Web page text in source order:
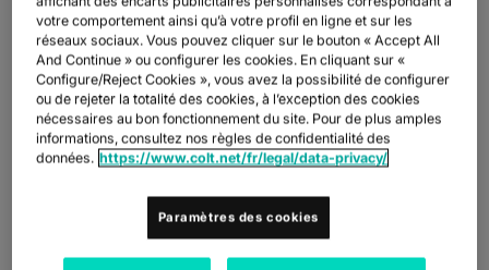
films animent cet événement incontournable pour les cinéphiles.
La transformation digitale est une réalité bien ancrée dans le
festival. La majorité des films sont désormais gérés, stockés et
diffusés numériquement, grâce notamment au réseau de Colt.
Ce réseau, interconnecté avec le hub sécurisé de la société et
les serveurs du festival, constitue le cœur numérique de la
Berlinale. Il garantit une expérience cinématographique fluide et
extraordinaire pour tous.
Depuis 2009, Colt s'est imposé comme un partenaire crucial de
la Berlinale en fournissant une gamme complète de services qui
votre comportement ainsi qu’à votre profil en ligne et sur les
réseaux sociaux. Vous pouvez cliquer sur le bouton « Accept All
And Continue » ou configurer les cookies. En cliquant sur «
Configure/Reject Cookies », vous avez la possibilité de configurer
ou de rejeter la totalité des cookies, à l’exception des cookies
nécessaires au bon fonctionnement du site. Pour de plus amples
informations, consultez nos règles de confidentialité des
données. https://www.colt.net/fr/legal/data-privacy/
Paramètres des cookies